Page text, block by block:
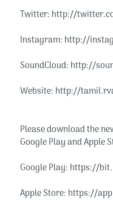
Twitter: http://
Instagram: http://
SoundCloud: http://
Website: http://
Please download the
Google Play and Apple
Google Play: https://
Apple Store: https://